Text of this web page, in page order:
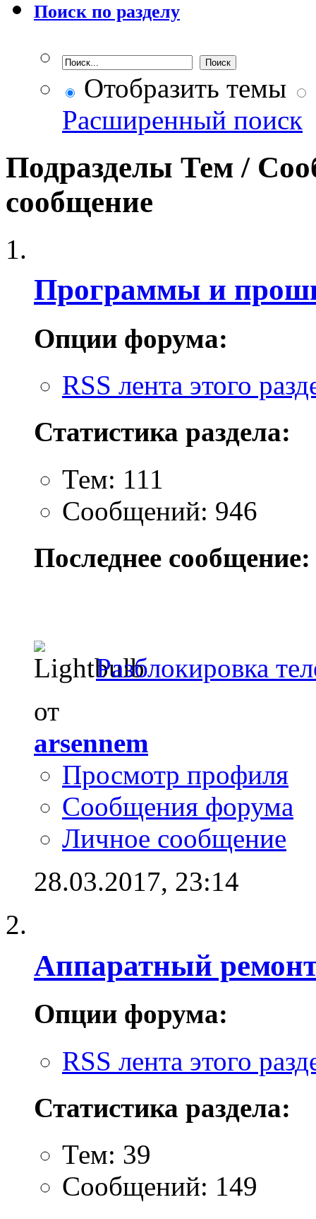
Поиск по разделу
Отобразить темы
Расширенный поиск
Подразделы Тем /
сообщение
Программы и
Опции форума:
RSS лента этого
Статистика раздела:
Тем: 111
Сообщений: 946
Последнее сообщение:
Разблокировка
от
arsennem
Просмотр профиля
Сообщения форума
Личное сообщение
28.03.2017, 23:14
Аппаратный
Опции форума:
RSS лента этого
Статистика раздела:
Тем: 39
Сообщений: 149